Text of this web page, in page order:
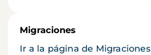
Migraciones
Ir a la página de Migraciones